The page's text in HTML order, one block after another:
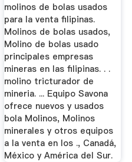
molinos de bolas usados
para la venta filipinas.
Molinos de bolas usados,
Molino de bolas usado
principales empresas
mineras en las filipinas. . .
molino tricturador de
mineria. ... Equipo Savona
ofrece nuevos y usados
bola Molinos, Molinos
minerales y otros equipos
a la venta en los ., Canadá,
México y América del Sur.